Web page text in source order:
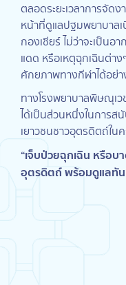
ตลอดระยะเวลาการจัด
หน้าที่ดูแลปฐมพยาบาล
กองเชียร์ ไม่ว่าจะเป็นอ
แดด หรือเหตุฉุกเฉินต่า
ศักยภาพทางกีฬาได้อย่า
ทางโรงพยาบาลพิษณุเ
ได้เป็นส่วนหนึ่งในการ
เยาวชนชาวอุตรดิตถ์ใน
“เจ็บป่วยฉุกเฉิน หรือ
อุตรดิตถ์ พร้อมดูแลทั